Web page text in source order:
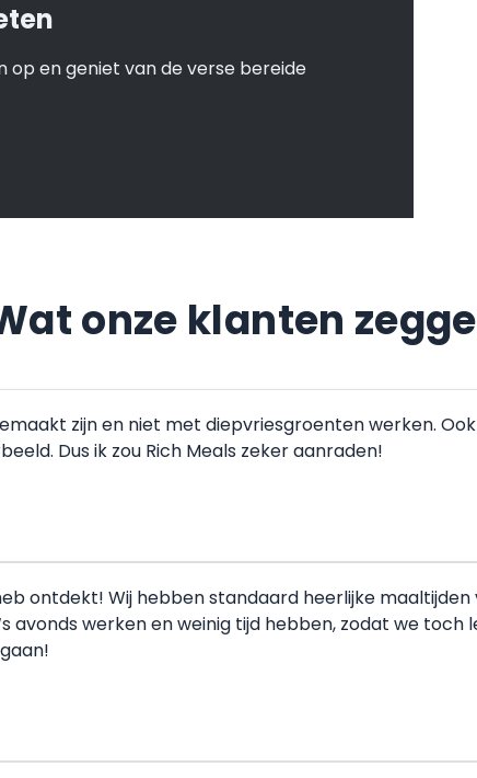
op en geniet van de verse bereide
onze klanten
zijn en niet met diepvriesgroenten werken.
Dus ik zou Rich Meals zeker aanraden!
ontdekt! Wij hebben standaard heerlijke
avonds werken en weinig tijd hebben, zodat we